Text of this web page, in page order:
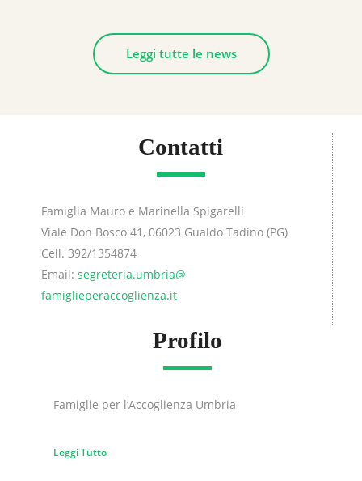
Leggi tutte le news
Contatti
Famiglia Mauro e Marinella Spigarelli
Viale Don Bosco 41, 06023 Gualdo Tadino (PG)
Cell. 392/1354874
Email: segreteria.umbria@
famiglieperaccoglienza.it
Profilo
Famiglie per l’Accoglienza Umbria
Leggi Tutto